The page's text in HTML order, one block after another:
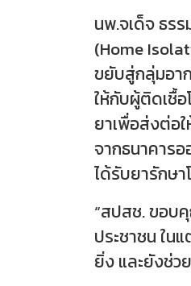
นพ.จเด็จ ธร
(Home
ขยับสู่กลุ่มอาก
ให้กับผู้ติดเชื้
ยาเพื่อส่งต่อ
จากธนาคาร
ได้รับยารักษา
“สปสช. ขอบ
ประชาชน ใน
ยิ่ง และยังช่ว